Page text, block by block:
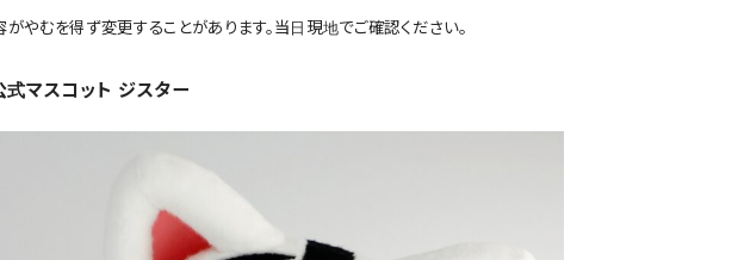
がやむを得ず変更することがあります。当日現地でご確認ください。
式マスコット ジスター